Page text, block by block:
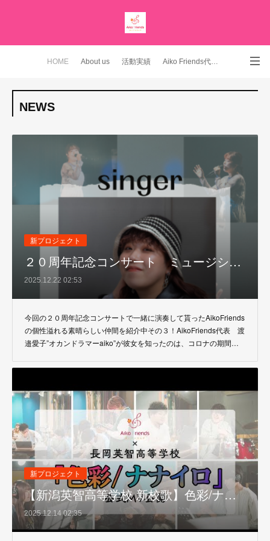
HOME About us 活動実績 Aiko Friends代表 YouTubeチャンネル
Instagram
NEWS
新プロジェクト
２０周年記念コンサート ミュージシ…
2025.12.22 02:53
今回の２０周年記念コンサートで一緒に演奏して貰ったAikoFriends
の個性溢れる素晴らしい仲間を紹介中その３！AikoFriends代表 渡
邉愛子”オカンドラマーaiko”が彼女を知ったのは、コロナの期間…
新プロジェクト
【新潟英智高等学校 新校歌】色彩/ナ…
2025.12.14 02:35